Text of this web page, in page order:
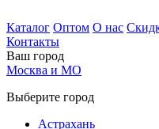
Каталог Оптом О нас
Контакты
Ваш город
Москва и МО
Выберите город
Астрахань